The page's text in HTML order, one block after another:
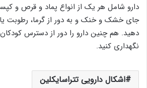
دارو شامل هر یک از انواع پماد و قرص و
جای خشک و خنک و به دور از گرما، رطوبت یا
دهید. هم چنین دارو را دور از دسترس
نگهداری کنید.
اشکال دارویی تتراسایکلین